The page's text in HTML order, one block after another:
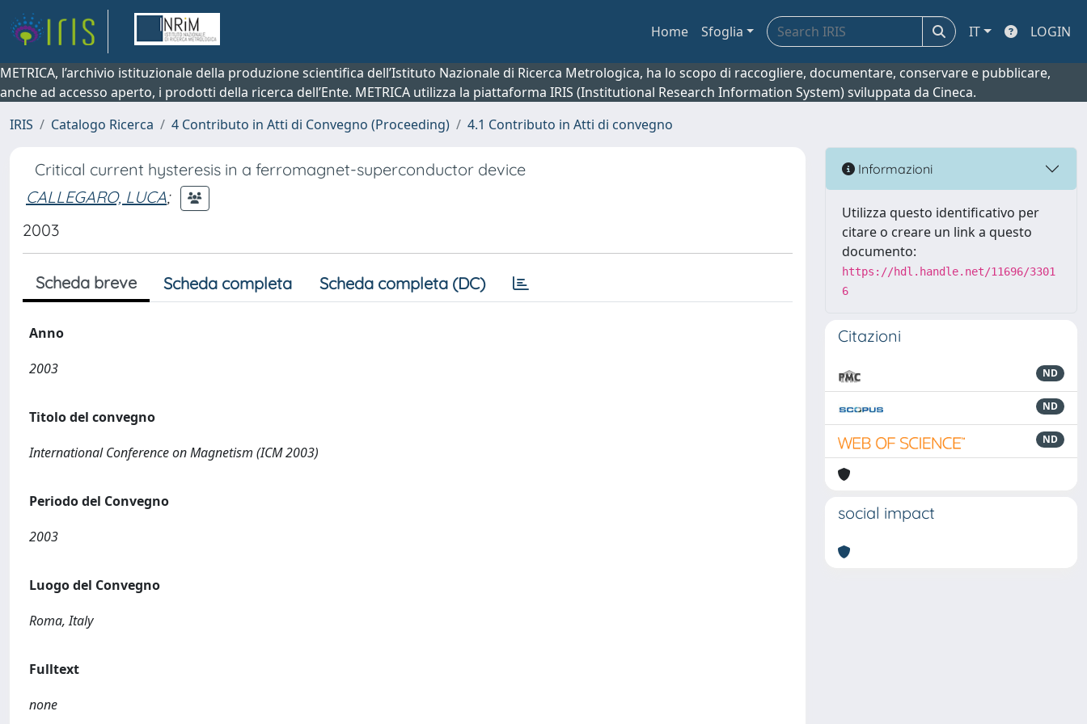
Home Sfoglia IT LOGIN
METRICA, l’archivio istituzionale della produzione scientifica dell’Istituto Nazionale di Ricerca Metrologica, ha lo scopo di raccogliere, documentare, conservare e pubblicare,
anche ad accesso aperto, i prodotti della ricerca dell’Ente. METRICA utilizza la piattaforma IRIS (Institutional Research Information System) sviluppata da Cineca.
IRIS
Catalogo Ricerca 4 Contributo in Atti di Convegno (Proceeding) 4.1 Contributo in Atti di convegno
Critical current hysteresis in a ferromagnet-superconductor device
CALLEGARO, LUCA;
2003
Scheda breve Scheda completa Scheda completa (DC)
Anno
2003
Titolo del convegno
International Conference on Magnetism (ICM 2003)
Periodo del Convegno
2003
Luogo del Convegno
Roma, Italy
Fulltext
none
Informazioni
Utilizza questo identificativo per
citare o creare un link a questo
documento:
https://hdl.handle.net/11696/3301
6
Citazioni
ND
ND
ND
social impact